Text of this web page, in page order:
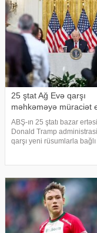
25 ştat Ağ Evə qarşı
məhkəməyə müraciət
ABŞ-ın 25 ştatı bazar
Donald Tramp
qarşı yeni rüsumlarla
adlandırıblar